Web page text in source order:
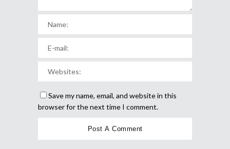
Save my name, email, and website in this
browser for the next time I comment.